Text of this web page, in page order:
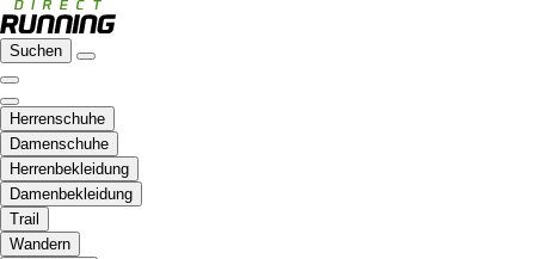
Suchen
Herrenschuhe
Damenschuhe
Herrenbekleidung
Damenbekleidung
Trail
Wandern